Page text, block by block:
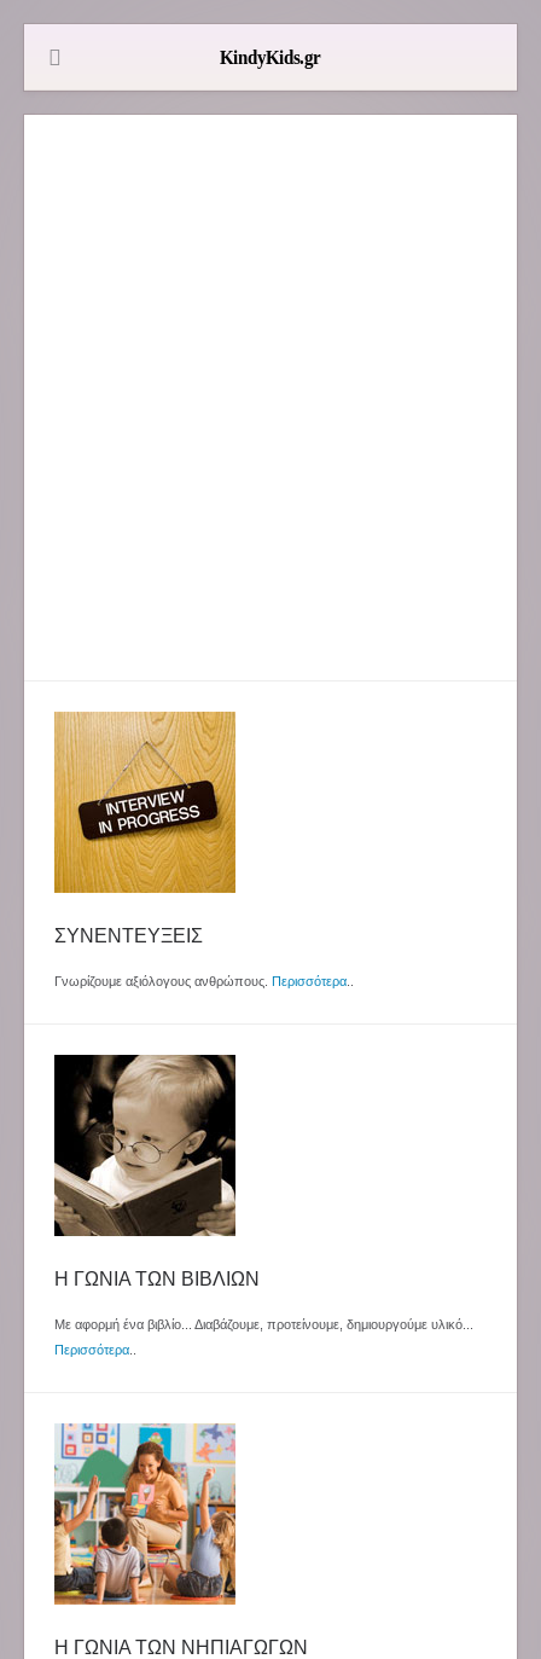
ΣΥΝΕΝΤΕΥΞΕΙΣ
Γνωρίζουμε αξιόλογους ανθρώπους. Περισσότερα
Η ΓΩΝΙΑ ΤΩΝ ΒΙΒΛΙΩΝ
Με αφορμή ένα βιβλίο... Διαβάζουμε, προτείνουμε, δημιουργούμε υλικό...
Περισσότερα
Η ΓΩΝΙΑ ΤΩΝ ΝΗΠΙΑΓΩΓΩΝ